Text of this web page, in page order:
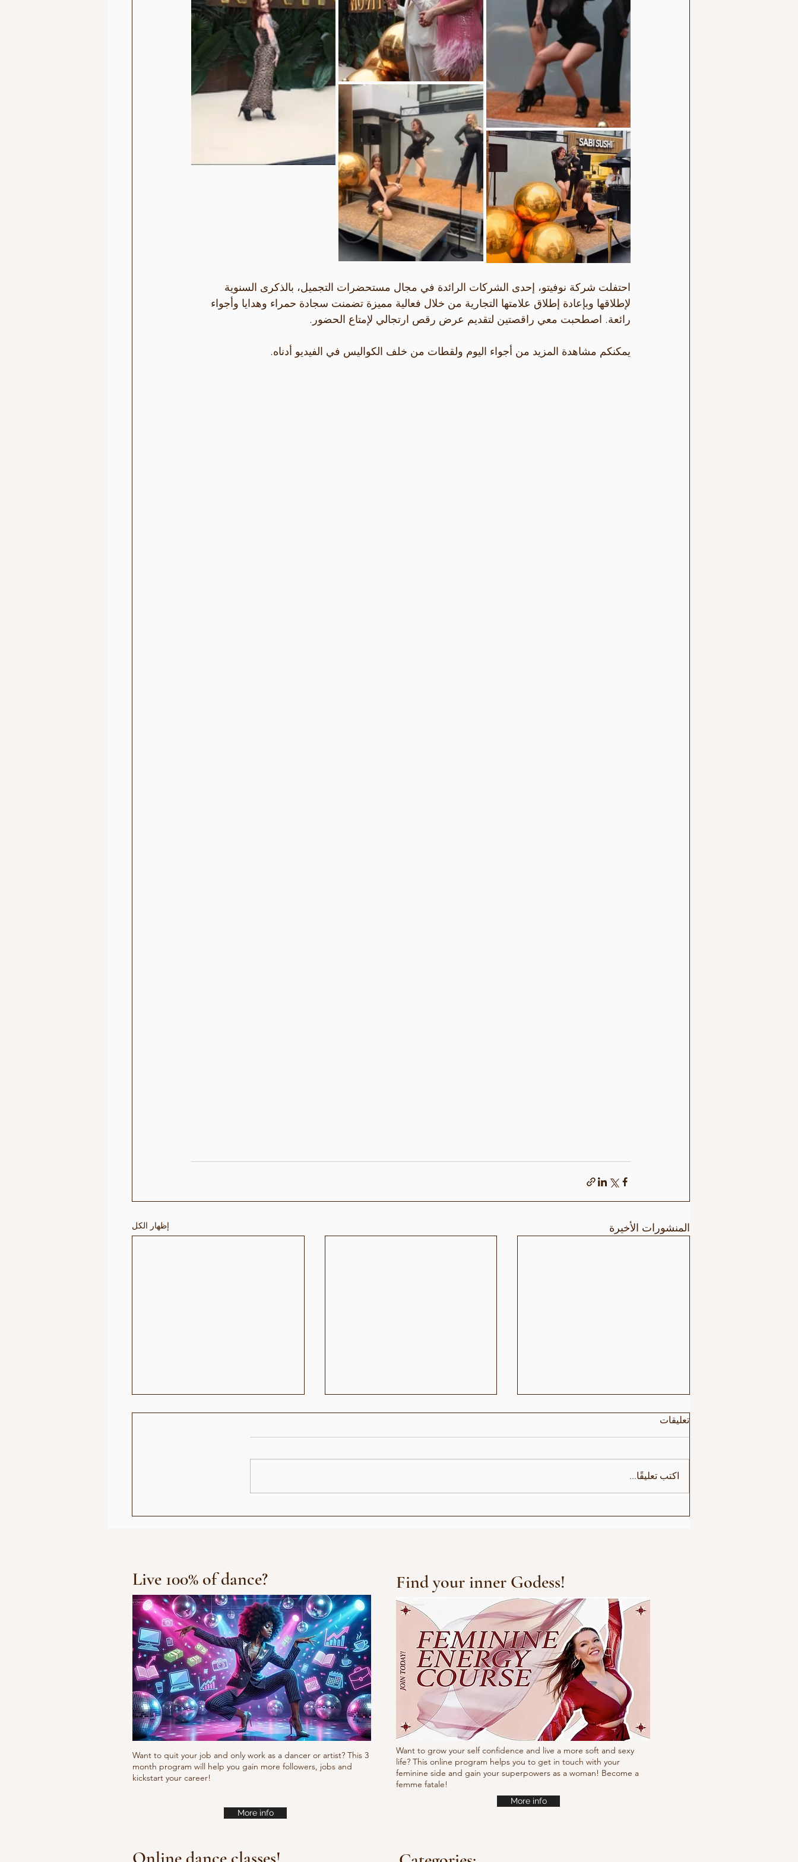
احتفلت شركة نوفيتو، إحدى الشركات الرائدة في مجال مستحضرات التجميل، بالذكرى السنوية
لإطلاقها وبإعادة إطلاق علامتها التجارية من خلال فعالية مميزة تضمنت سجادة حمراء وهدايا وأجواء
رائعة. اصطحبت معي راقصتين لتقديم عرض رقص ارتجالي لإمتاع الحضور.
يمكنكم مشاهدة المزيد من أجواء اليوم ولقطات من خلف الكواليس في الفيديو أدناه.
المنشورات الأخيرة إظهار الكل
أجواء عرض برايد
العرض الافتتاحي مع Pangina
عندما أصبح رأيي حديث الناس:
تعليقات
اكتب تعليقًا...
Live 100% of dance?
Want to quit your job and only work as a dancer or artist? This 3
month program will help you gain more followers, jobs and
kickstart your career!
More info
Find your inner Godess!
Want to grow your self confidence and live a more soft and sexy
life? This online program helps you to get in touch with your
feminine side and gain your superpowers as a woman! Become a
femme fatale!
More info